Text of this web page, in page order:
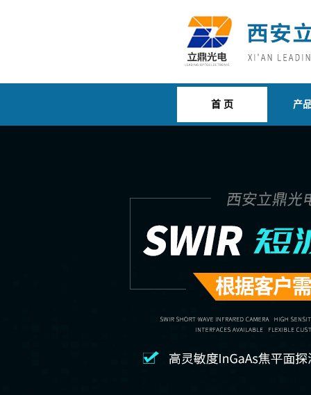
首 页 产